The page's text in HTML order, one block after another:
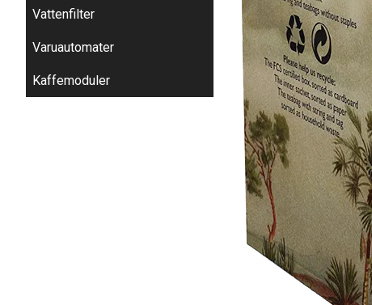
Vattenfilter
Varuautomater
Kaffemoduler